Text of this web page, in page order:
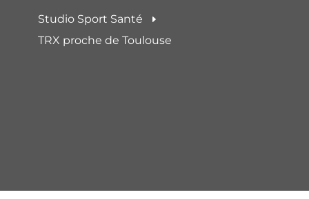
Studio Sport Santé E
TRX proche de Toulouse